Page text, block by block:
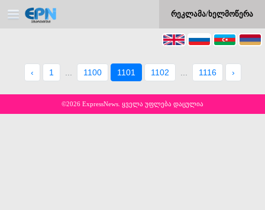
რეკლამა/ხელმოწერა
‹ 1 1100 1101 1102 1116 ›
©2026 ExpressNews. ყველა უფლება დაცულია